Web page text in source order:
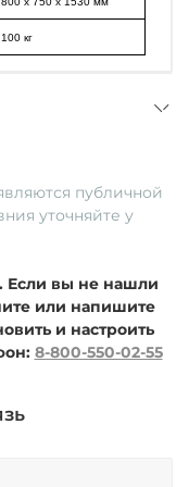
100 кг
публичной
уточняйте у
Если вы не нашли
или напишите
и настроить
8-800-550-02-55